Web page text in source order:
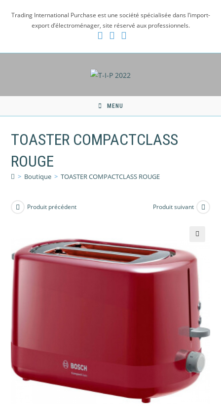
Trading International Purchase est une société spécialisée dans l’import-
export d’électroménager, site réservé aux professionnels.
MENU
TOASTER COMPACTCLASS
ROUGE
> Boutique > TOASTER COMPACTCLASS ROUGE
Produit précédent Produit suivant